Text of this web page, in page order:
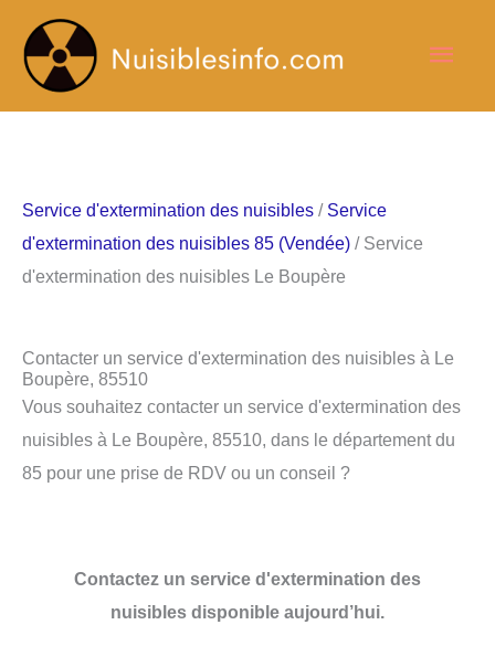
contenu
Service d'extermination des nuisibles / Service
d'extermination des nuisibles 85 (Vendée) / Service
d'extermination des nuisibles Le Boupère
Contacter un service d'extermination des nuisibles à Le
Boupère, 85510
Vous souhaitez contacter un service d'extermination des
nuisibles à Le Boupère, 85510, dans le département du
85 pour une prise de RDV ou un conseil ?
Contactez un service d'extermination des
nuisibles disponible aujourd’hui.